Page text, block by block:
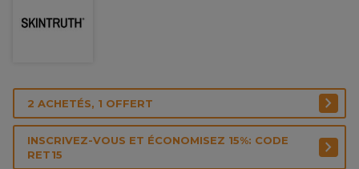
2 ACHETÉS, 1 OFFERT
INSCRIVEZ-VOUS ET ÉCONOMISEZ 15%: CODE
RET15